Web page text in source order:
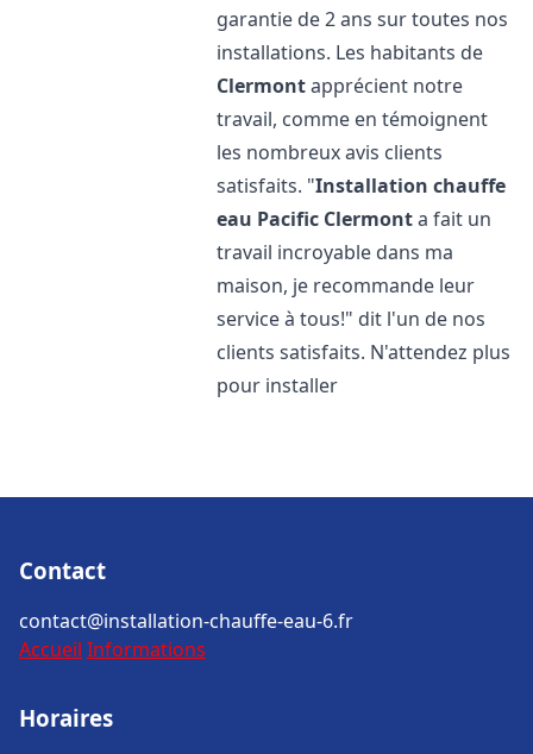
garantie de 2 ans sur toutes nos
installations. Les habitants de
Clermontapprécient notre
travail, comme en témoignent
les nombreux avis clients
satisfaits. "Installation chauffe
eau Pacific Clermonta fait un
travail incroyable dans ma
maison, je recommande leur
service à tous!" dit l'un de nos
clients satisfaits. N'attendez plus
pour installer
Contact
contact@installation-chauffe-eau-6.fr
Accueil Informations
Horaires